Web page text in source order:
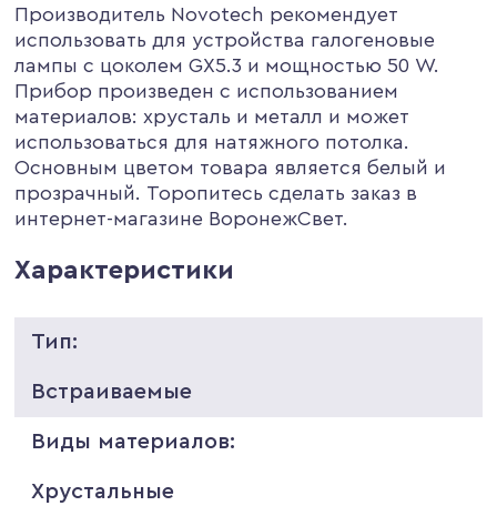
Производитель Novotech рекомендует
использовать для устройства галогеновые
лампы с цоколем GX5.3 и мощностью 50 W.
Прибор произведен с использованием
материалов: хрусталь и металл и может
использоваться для натяжного потолка.
Основным цветом товара является белый и
прозрачный. Торопитесь сделать заказ в
интернет-магазине ВоронежСвет.
Характеристики
Тип:
Встраиваемые
Виды материалов:
Хрустальные